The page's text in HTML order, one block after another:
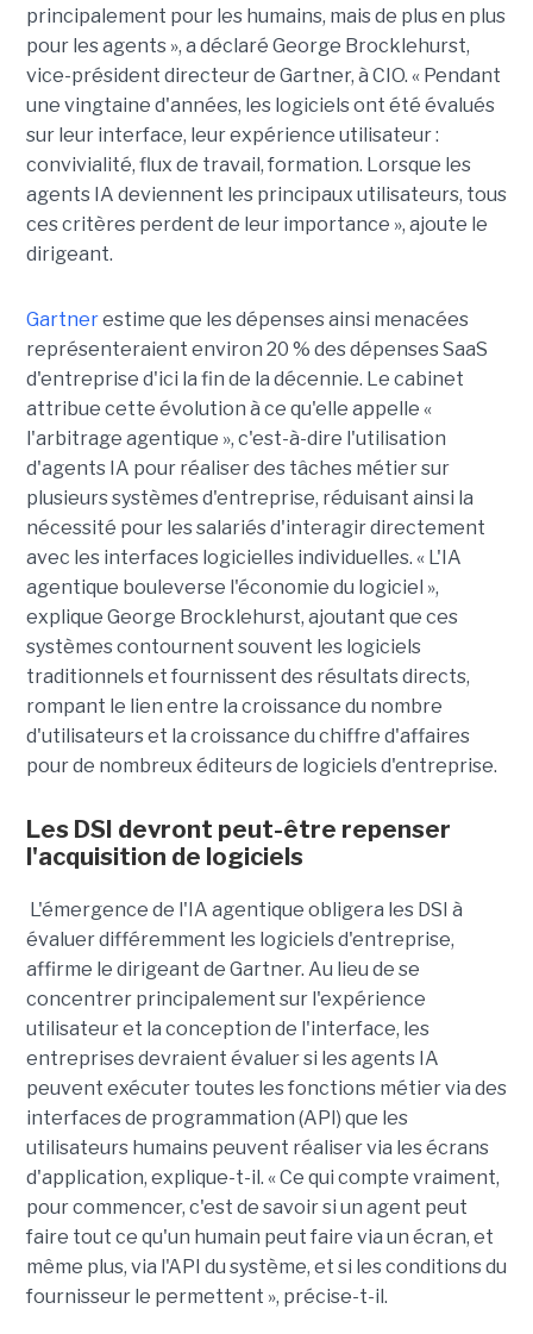
principalement pour les humains, mais de plus en plus
pour les agents », a déclaré George Brocklehurst,
vice-président directeur de Gartner, à CIO. « Pendant
une vingtaine d'années, les logiciels ont été évalués
sur leur interface, leur expérience utilisateur :
convivialité, flux de travail, formation. Lorsque les
agents IA deviennent les principaux utilisateurs, tous
ces critères perdent de leur importance », ajoute le
dirigeant.
Gartnerestime que les dépenses ainsi menacées
représenteraient environ 20 % des dépenses SaaS
d'entreprise d'ici la fin de la décennie. Le cabinet
attribue cette évolution à ce qu'elle appelle «
l'arbitrage agentique », c'est-à-dire l'utilisation
d'agents IA pour réaliser des tâches métier sur
plusieurs systèmes d'entreprise, réduisant ainsi la
nécessité pour les salariés d'interagir directement
avec les interfaces logicielles individuelles. « L'IA
agentique bouleverse l'économie du logiciel »,
explique George Brocklehurst, ajoutant que ces
systèmes contournent souvent les logiciels
traditionnels et fournissent des résultats directs,
rompant le lien entre la croissance du nombre
d'utilisateurs et la croissance du chiffre d'affaires
pour de nombreux éditeurs de logiciels d'entreprise.
Les DSI devront peut-être repenser
l'acquisition de logiciels
L'émergence de l'IA agentique obligera les DSI à
évaluer différemment les logiciels d'entreprise,
affirme le dirigeant de Gartner. Au lieu de se
concentrer principalement sur l'expérience
utilisateur et la conception de l'interface, les
entreprises devraient évaluer si les agents IA
peuvent exécuter toutes les fonctions métier via des
interfaces de programmation (API) que les
utilisateurs humains peuvent réaliser via les écrans
d'application, explique-t-il. « Ce qui compte vraiment,
pour commencer, c'est de savoir si un agent peut
faire tout ce qu'un humain peut faire via un écran, et
même plus, via l'API du système, et si les conditions du
fournisseur le permettent », précise-t-il.